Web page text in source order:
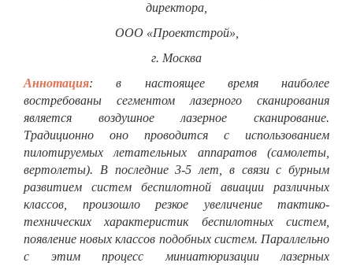
директора,
ООО «Проектстрой»,
г. Москва
Аннотация:в настоящее время наиболее
востребованы сегментом лазерного сканирования
является воздушное лазерное сканирование.
Традиционно оно проводится с использованием
пилотируемых летательных аппаратов (самолеты,
вертолеты). В последние 3-5 лет, в связи с бурным
развитием систем беспилотной авиации различных
классов, произошло резкое увеличение тактико-
технических характеристик беспилотных систем,
появление новых классов подобных систем. Параллельно
с этим процесс миниатюризации лазерных